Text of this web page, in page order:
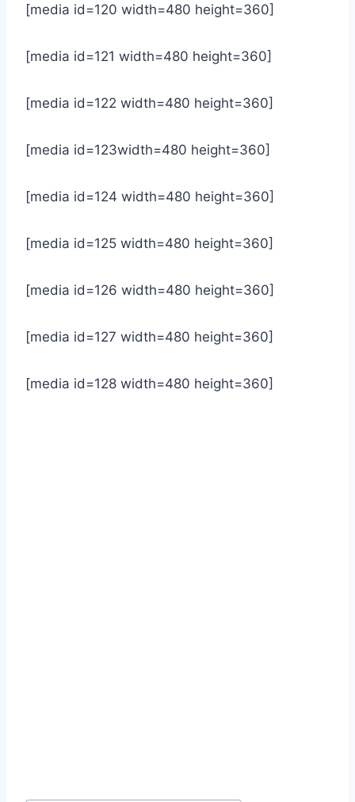
[media id=120 width=480 height=360]
[media id=121 width=480 height=360]
[media id=122 width=480 height=360]
[media id=123width=480 height=360]
[media id=124 width=480 height=360]
[media id=125 width=480 height=360]
[media id=126 width=480 height=360]
[media id=127 width=480 height=360]
[media id=128 width=480 height=360]